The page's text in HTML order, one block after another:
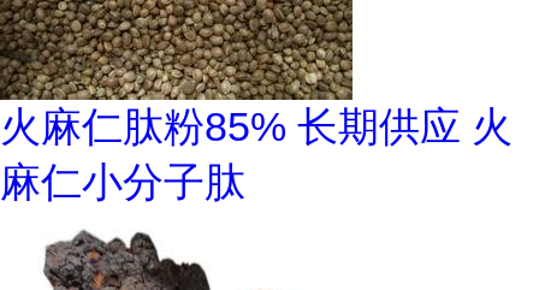
火麻仁肽粉85% 长期供应 火
麻仁小分子肽